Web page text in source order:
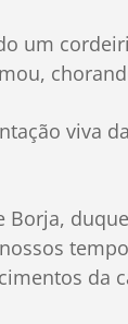
um
viva
Borja,
da